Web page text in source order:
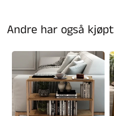
Andre har også kjøpt